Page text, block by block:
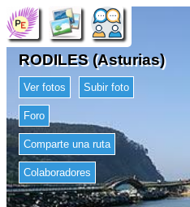
RODILES (Asturias)
Ver fotos Subir foto
Foro
Comparte una ruta
Colaboradores